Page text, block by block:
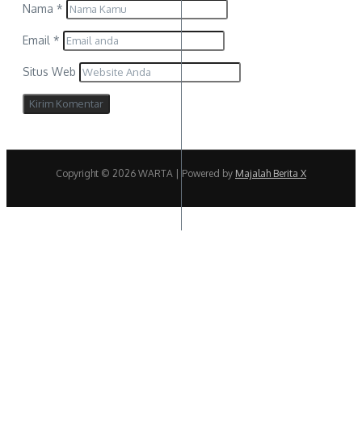
Nama *
Email *
Situs Web
Copyright © 2026 WARTA | Powered by Majalah Berita X